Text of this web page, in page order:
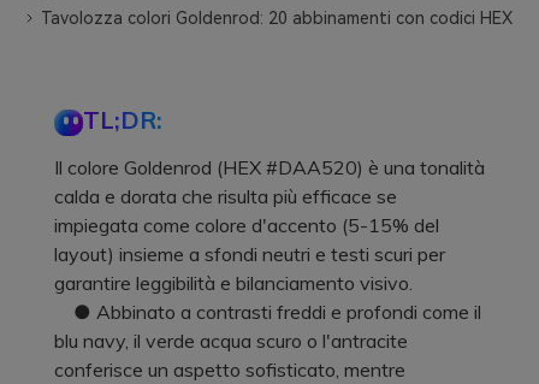
Tavolozza colori Goldenrod: 20 abbinamenti con codici HEX
TL;DR:
Il colore Goldenrod (HEX #DAA520) è una tonalità
calda e dorata che risulta più efficace se
impiegata come colore d'accento (5-15% del
layout) insieme a sfondi neutri e testi scuri per
garantire leggibilità e bilanciamento visivo.
● Abbinato a contrasti freddi e profondi come il
blu navy, il verde acqua scuro o l'antracite
conferisce un aspetto sofisticato, mentre